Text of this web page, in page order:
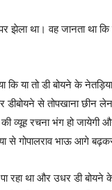
पर झेला था। वह जानता था
कि या तो डी बोयने के
से तोपखाना छीन
व्यूह रचना भंग हो
से गोपालराव भाऊ आगे
पा रहा था और उधर डी